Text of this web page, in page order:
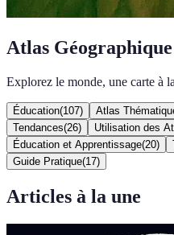
Atlas Géographique
Explorez le monde, une carte à
Éducation(107) Atlas
Tendances(26) Utilisation des
Éducation et Apprentissage(20)
Guide Pratique(17)
Articles à la une